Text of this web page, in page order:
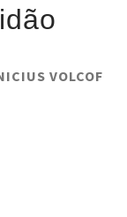
VOLCOF